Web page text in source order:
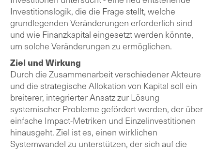
Investitionslogik, die die Frage stellt, welche
grundlegenden Veränderungen erforderlich sind
und wie Finanzkapital eingesetzt werden könnte,
um solche Veränderungen zu ermöglichen.
Ziel und Wirkung
Durch die Zusammenarbeit verschiedener Akteure
und die strategische Allokation von Kapital soll ein
breiterer, integrierter Ansatz zur Lösung
systemischer Probleme gefördert werden, der über
einfache Impact-Metriken und Einzelinvestitionen
hinausgeht. Ziel ist es, einen wirklichen
Systemwandel zu unterstützen, der sich auf die